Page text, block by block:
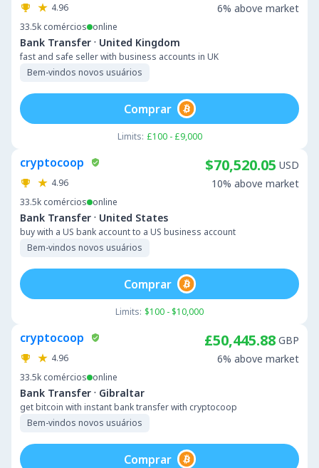
4.96
33.5k comércios online
Bank Transfer · United Kingdom
fast and safe seller with business accounts in UK
Bem-vindos novos usuários
6% above market
Limits: £100 - £9,000
Comprar
cryptocoop
4.96
33.5k comércios online
Bank Transfer · United States
buy with a US bank account to a US business account
Bem-vindos novos usuários
$70,520.05 USD
10% above market
Limits: $100 - $10,000
Comprar
cryptocoop
4.96
33.5k comércios online
Bank Transfer · Gibraltar
get bitcoin with instant bank transfer with cryptocoop
Bem-vindos novos usuários
£50,445.88 GBP
6% above market
Comprar